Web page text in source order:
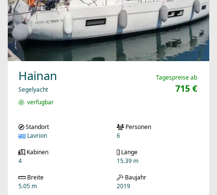
Hainan
Segelyacht
verfügbar
Tagespreise ab
715 €
Standort
Lavrion
Personen
6
Kabinen
4
Länge
15.39 m
Breite
5.05 m
Baujahr
2019